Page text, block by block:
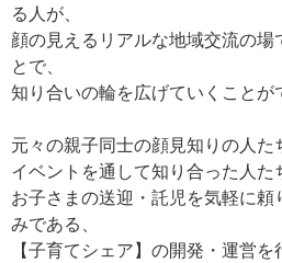
る人が、
顔の見えるリアルな地域交流の場
とで、
知り合いの輪を広げていくこと
元々の親子同士の顔見知りの人た
イベントを通して知り合った人た
お子さまの送迎・託児を気軽に頼
みである、
【子育てシェア】の開発・運営を